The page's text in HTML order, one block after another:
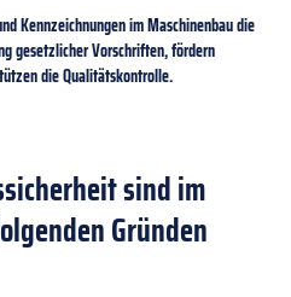
Kennzeichnungen im Maschinenbau die
gesetzlicher Vorschriften, fördern
die Qualitätskontrolle.
sind im
Gründen